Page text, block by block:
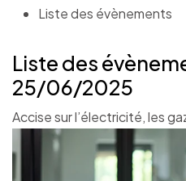
Liste des évènements
Liste des
25/06/2025
Accise sur l’électricité, les